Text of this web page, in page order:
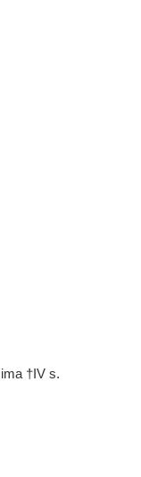
†IV s.